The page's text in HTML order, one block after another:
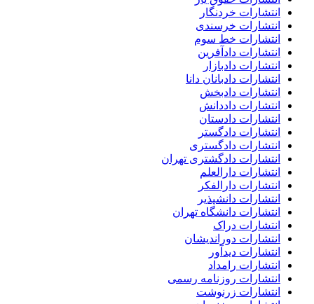
انتشارات خردنگار
انتشارات خرسندی
انتشارات خط سوم
انتشارات دادآفرین
انتشارات دادبازار
انتشارات دادبانان دانا
انتشارات دادبخش
انتشارات داددانش
انتشارات دادستان
انتشارات دادگستر
انتشارات دادگستری
انتشارات دادگشتری تهران
انتشارات دارالعلم
انتشارات دارالفکر
انتشارات دانشپذیر
انتشارات دانشگاه تهران
انتشارات دراک
انتشارات دوراندیشان
انتشارات دیدآور
انتشارات رامداد
انتشارات روزنامه رسمی
انتشارات زرنوشت